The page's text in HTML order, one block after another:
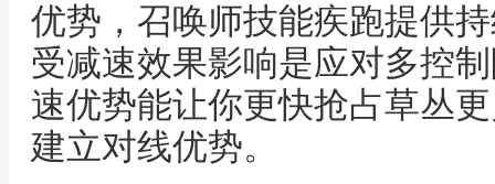
优势，召唤师技能疾跑提供
受减速效果影响是应对多控
速优势能让你更快抢占草丛
建立对线优势。